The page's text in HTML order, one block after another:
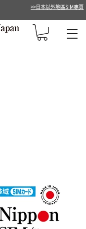
>>日本以外地區SIM專頁